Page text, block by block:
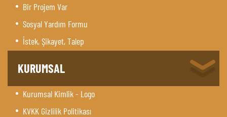
Bir Projem Var
Sosyal Yardım Formu
İstek, Şikayet, Talep
KURUMSAL
Kurumsal Kimlik - Logo
KVKK Gizlilik Politikası